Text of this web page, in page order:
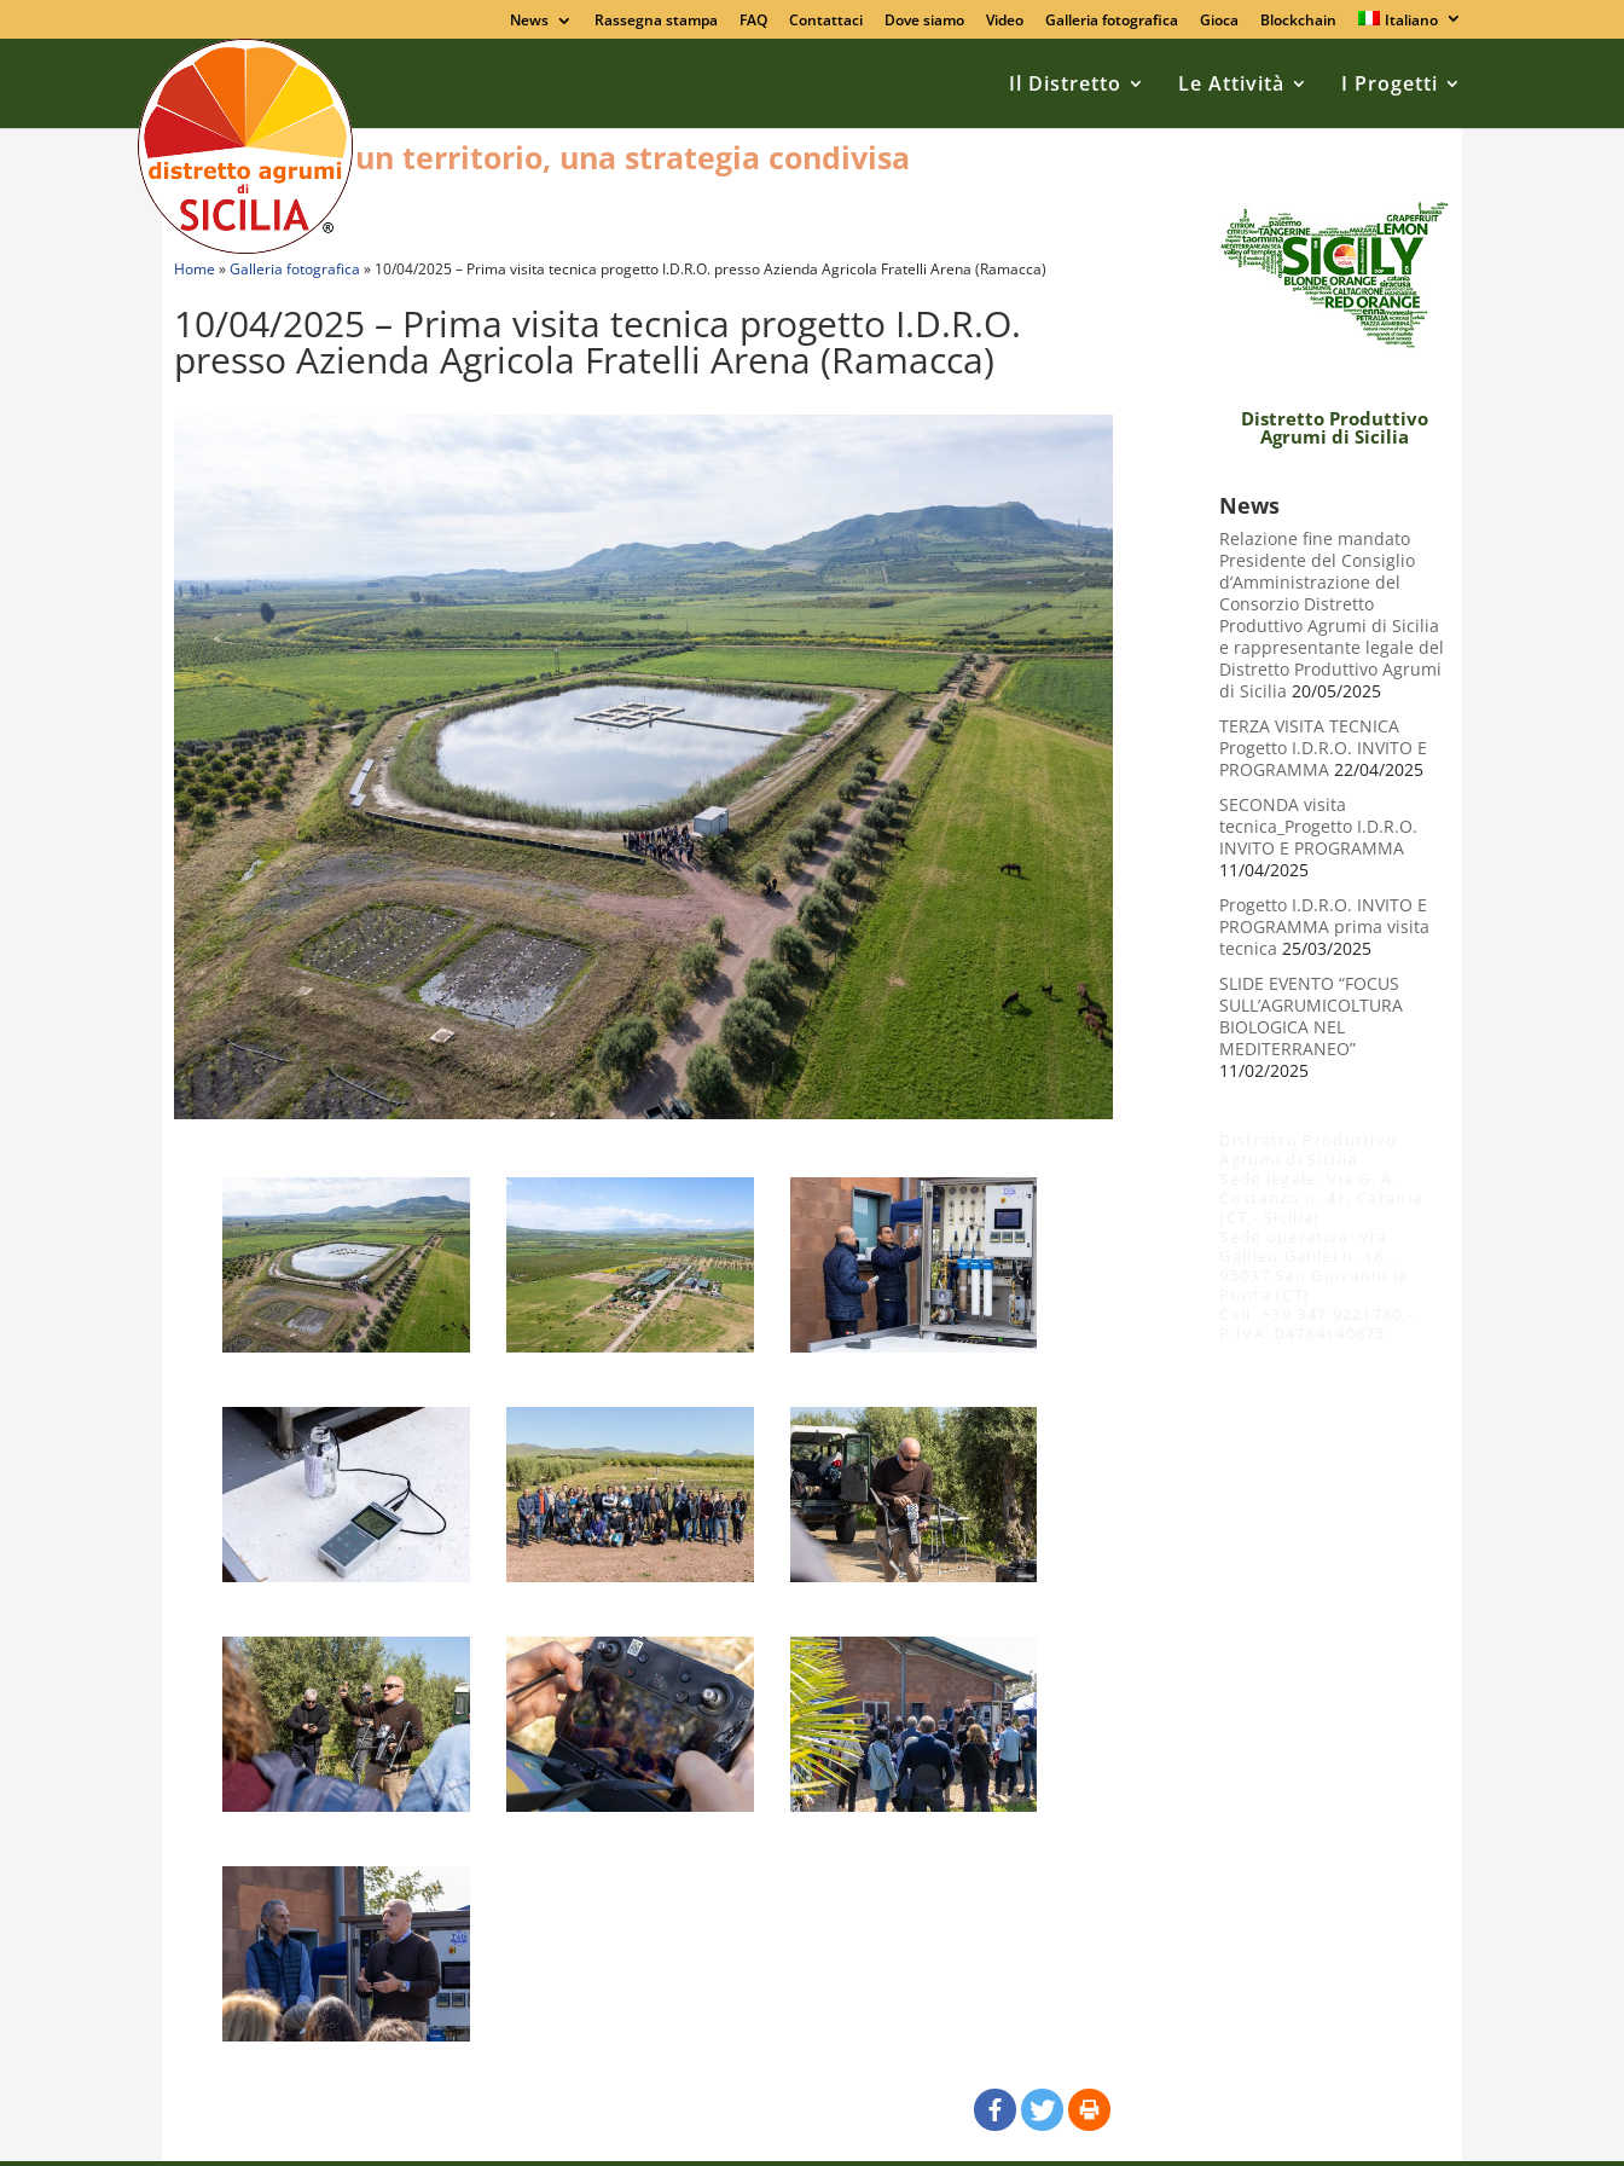
News Rassegna stampa FAQ Contattaci Dove siamo Video Galleria fotografica Gioca Blockchain Italiano
Il Distretto Le Attività I Progetti
Home »Galleria fotografica » 10/04/2025 – Prima visita tecnica progetto I.D.R.O. presso Azienda Agricola Fratelli Arena (Ramacca)
10/04/2025 – Prima visita tecnica progetto I.D.R.O.
presso Azienda Agricola Fratelli Arena (Ramacca)
Distretto Produttivo
Agrumi di Sicilia
un territorio, una strategia condivisa
News
Relazione fine mandato
Presidente del Consiglio
d’Amministrazione del
Consorzio Distretto
Produttivo Agrumi di Sicilia
e rappresentante legale del
Distretto Produttivo Agrumi
di Sicilia 20/05/2025
TERZA VISITA TECNICA
Progetto I.D.R.O. INVITO E
PROGRAMMA 22/04/2025
SECONDA visita
tecnica_Progetto I.D.R.O.
INVITO E PROGRAMMA
11/04/2025
Progetto I.D.R.O. INVITO E
PROGRAMMA prima visita
tecnica 25/03/2025
SLIDE EVENTO “FOCUS
SULL’AGRUMICOLTURA
BIOLOGICA NEL
MEDITERRANEO”
11/02/2025